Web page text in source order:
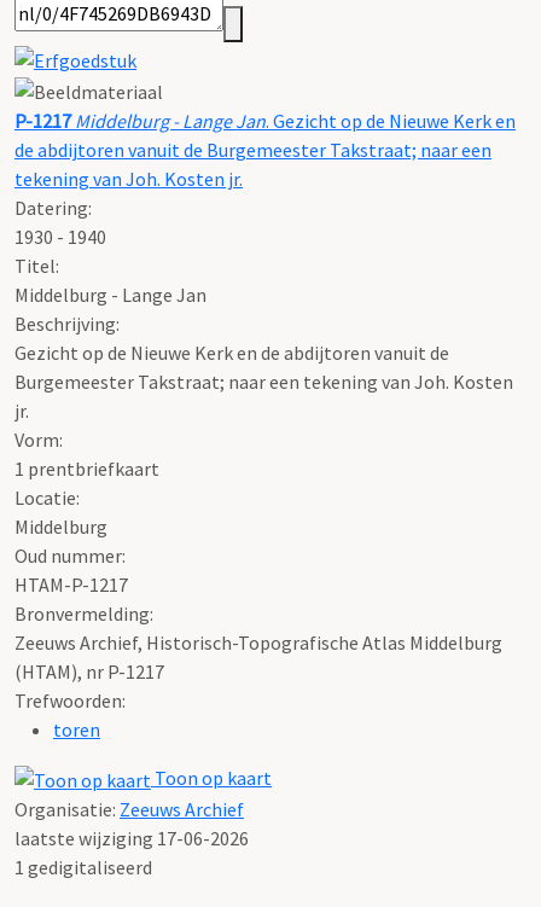
P-1217 Middelburg - Lange Jan. Gezicht op de Nieuwe Kerk en
de abdijtoren vanuit de Burgemeester Takstraat; naar een
tekening van Joh. Kosten jr.
Datering:
1930 - 1940
Titel:
Middelburg - Lange Jan
Beschrijving:
Gezicht op de Nieuwe Kerk en de abdijtoren vanuit de
Burgemeester Takstraat; naar een tekening van Joh. Kosten
jr.
Vorm:
1 prentbriefkaart
Locatie:
Middelburg
Oud nummer:
HTAM-P-1217
Bronvermelding:
Zeeuws Archief, Historisch-Topografische Atlas Middelburg
(HTAM), nr P-1217
Trefwoorden:
toren
Toon op kaart
Organisatie: Zeeuws Archief
laatste wijziging 17-06-2026
1 gedigitaliseerd